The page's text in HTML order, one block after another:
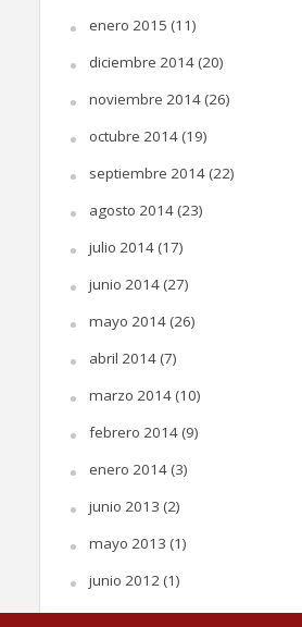
enero 2015 (11)
diciembre 2014(20)
noviembre 2014(26)
octubre 2014(19)
septiembre 2014(22)
agosto 2014(23)
julio 2014(17)
junio 2014(27)
mayo 2014(26)
abril 2014(7)
marzo 2014(10)
febrero 2014(9)
enero 2014(3)
junio 2013 (2)
mayo 2013 (1)
junio 2012(1)